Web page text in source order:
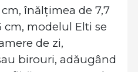
înălțimea de 7,7
cm, modelul Elti se
de zi,
birouri, adăugând